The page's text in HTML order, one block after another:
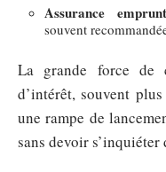
Assurance
souvent
La grande force de
d’intérêt, souvent
une rampe de
sans devoir